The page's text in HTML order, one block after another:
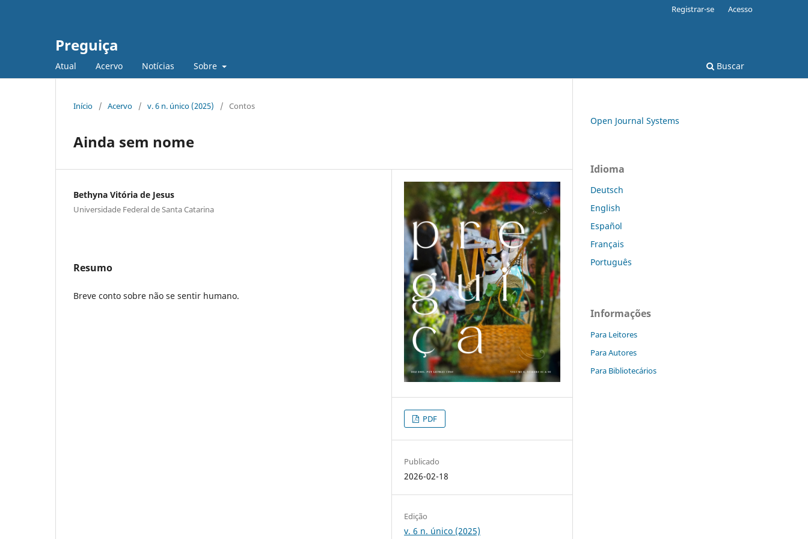
Preguiça
Atual Acervo Notícias Sobre Buscar
Registrar-se Acesso
Início / Acervo / v. 6 n. único (2025) / Contos
Ainda sem nome
Bethyna Vitória de Jesus
Universidade Federal de Santa Catarina
Resumo
Breve conto sobre não se sentir humano.
PDF
Publicado
2026-02-18
Edição
v. 6 n. único (2025)
Open Journal Systems
Idioma
Deutsch
English
Español
Français
Português
Informações
Para Leitores
Para Autores
Para Bibliotecários